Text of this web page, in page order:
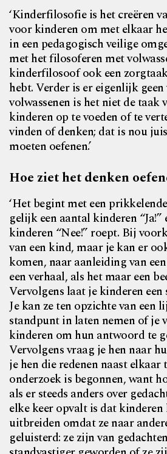
‘Kinderfilosofie is het creëren
voor kinderen om met elkaar
in een pedagogisch veilige
met het filosoferen met
kinderfilosoof ook een
hebt. Verder is er eigenlijk
volwassenen is het niet de taak
kinderen op te voeden of te
vinden of denken; dat is nou
moeten oefenen.’
Hoe ziet het denken
‘Het begint met een
gelijk een aantal kinderen “Ja!”
kinderen “Nee!” roept. Bij
van een kind, maar je kan er
komen, naar aanleiding van
een verhaal, als het maar een
Vervolgens laat je kinderen
Je kan ze ten opzichte van een
standpunt in laten nemen of je
kinderen om hun antwoord te
Vervolgens vraag je hen naar
je hen die redenen naast elkaar
onderzoek is begonnen, want
als er steeds anders over
elke keer opvalt is dat kinderen
uitbreiden omdat ze naar
geluisterd: ze zijn van